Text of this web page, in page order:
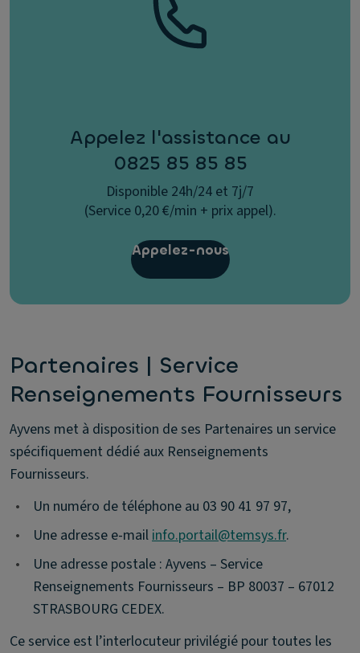
Appelez l'assistance au
0825 85 85 85
Disponible 24h/24 et 7j/7
(Service 0,20 €/min + prix appel).
Appelez-nous
Partenaires | Service
Renseignements Fournisseurs
Ayvens met à disposition de ses Partenaires un service
spécifiquement dédié aux Renseignements
Fournisseurs.
•
Un numéro de téléphone au 03 90 41 97 97,
•
Une adresse e-mailinfo.portail@temsys.fr.
•
Une adresse postale : Ayvens – Service
Renseignements Fournisseurs – BP 80037 – 67012
STRASBOURG CEDEX.
Ce service est l’interlocuteur privilégié pour toutes les